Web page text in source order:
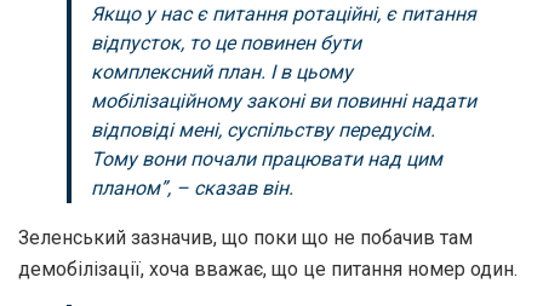
Якщо у нас є питання ротаційні, є питання
відпусток, то це повинен бути
комплексний план. І в цьому
мобілізаційному законі ви повинні надати
відповіді мені, суспільству передусім.
Тому вони почали працювати над цим
планом”, – сказав він.
Зеленський зазначив, що поки що не побачив там
демобілізації, хоча вважає, що це питання номер один.